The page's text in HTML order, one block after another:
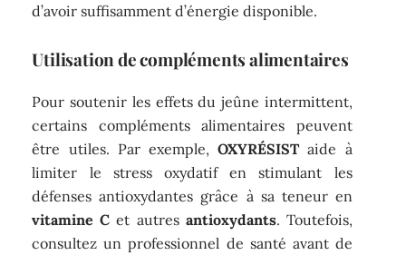
d’avoir suffisamment d’énergie disponible.
Utilisation de compléments alimentaires
Pour soutenir les effets du jeûne intermittent,
certains compléments alimentaires peuvent
être utiles. Par exemple,OXYRÉSIST aide à
limiter le stress oxydatif en stimulant les
défenses antioxydantes grâce à sa teneur en
vitamine C et autres antioxydants. Toutefois,
consultez un professionnel de santé avant de